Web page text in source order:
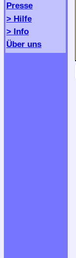
Presse
> Hilfe
> Info
Über uns